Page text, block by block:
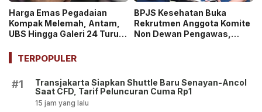
Harga Emas Pegadaian
Kompak Melemah, Antam,
UBS Hingga Galeri 24 Turun
BPJS Kesehatan Buka
Rekrutmen Anggota Komite
Non Dewan Pengawas,
TERPOPULER
#1
Transjakarta Siapkan Shuttle Baru Senayan-Ancol
Saat CFD, Tarif Peluncuran Cuma Rp1
15 jam yang lalu